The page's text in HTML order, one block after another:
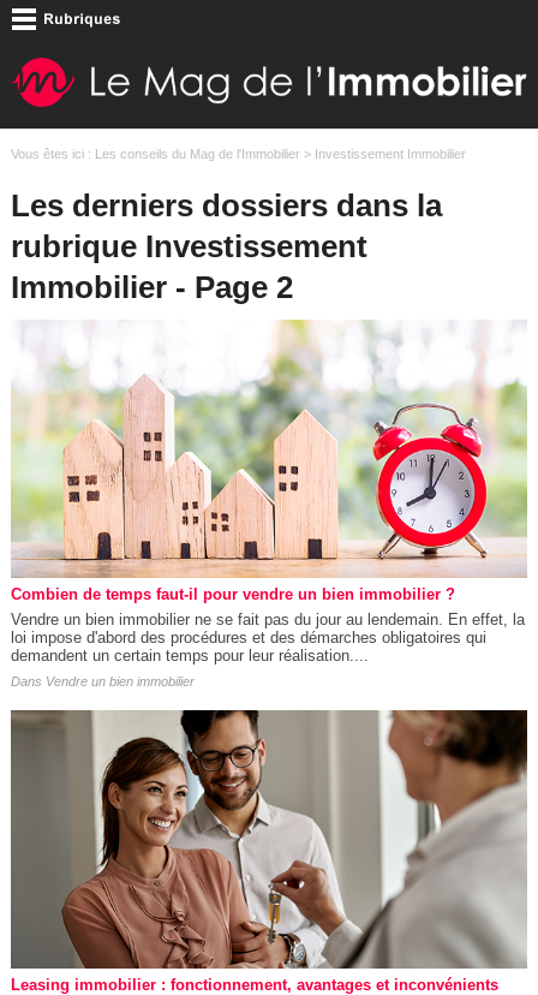
Vous êtes ici : Les conseils du Mag de l'Immobilier> Investissement Immobilier
Les derniers dossiers dans la
rubrique Investissement
Immobilier - Page 2
Combien de temps faut-il pour vendre un bien immobilier ?
Vendre un bien immobilier ne se fait pas du jour au lendemain. En effet, la
loi impose d'abord des procédures et des démarches obligatoires qui
demandent un certain temps pour leur réalisation....
Dans Vendre un bien immobilier
Leasing immobilier : fonctionnement, avantages et inconvénients